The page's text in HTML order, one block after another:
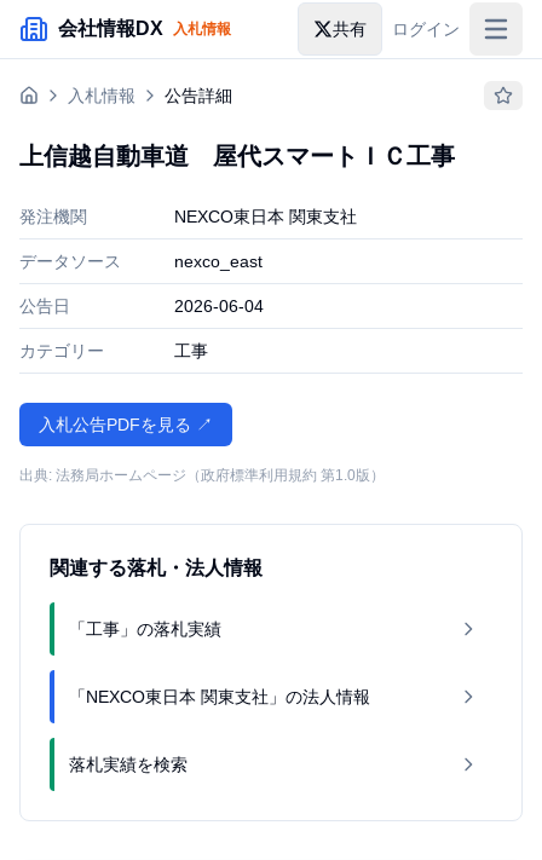
メインコンテンツにスキップ
会社情報DX 入札情報 共有 ログイン
入札情報
企業検索
入札情報 公告詳細
上信越自動車道 屋代スマートＩＣ工事
発注機関 NEXCO東日本 関東支社
データソース nexco_east
公告日 2026-06-04
カテゴリー 工事
入札公告PDFを見る ↗
出典: 法務局ホームページ（政府標準利用規約 第1.0版）
関連する落札・法人情報
「工事」の落札実績
「NEXCO東日本 関東支社」の法人情報
落札実績を検索